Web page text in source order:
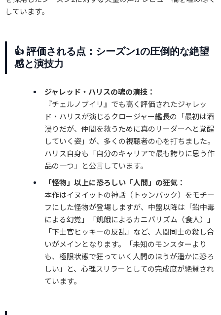
しています。
👍 評価される点：シーズン1の圧倒的な絶望
感と演技力
ジャレッド・ハリスの魂の演技：
『チェルノブイリ』でも高く評価されたジャレッ
ド・ハリスが演じるクロージャー艦長の「最初は酒
浸りだが、仲間を救うために真のリーダーへと覚醒
していく姿」が、多くの視聴者の心を打ちました。
ハリス自身も「自分のキャリアで最も誇りに思う作
品の一つ」と公言しています。
「怪物」以上に恐ろしい「人間」の狂気：
本作はイヌイットの神話（トゥンバック）をモチー
フにした怪物が登場しますが、中盤以降は「鉛中毒
による幻覚」「飢餓によるカニバリズム（食人）」
「下士官ヒッキーの反乱」など、人間同士の殺し合
いがメインとなります。「未知のモンスターより
も、極限状態で狂っていく人間のほうが遥かに恐ろ
しい」と、心理スリラーとしての完成度が絶賛され
ています。